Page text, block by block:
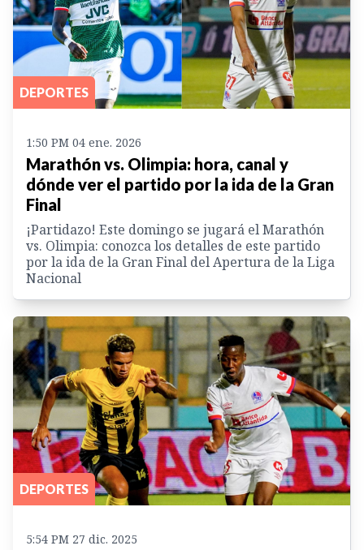
DEPORTES
1:50 PM 04 ene. 2026
Marathón vs. Olimpia: hora, canal y
dónde ver el partido por la ida de la Gran
Final
¡Partidazo! Este domingo se jugará el Marathón
vs. Olimpia: conozca los detalles de este partido
por la ida de la Gran Final del Apertura de la Liga
Nacional
DEPORTES
5:54 PM 27 dic. 2025